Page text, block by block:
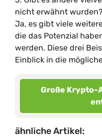
nicht erwähnt wurden?
Ja, es gibt viele
die das Potenzial
werden. Diese drei
Einblick in die
Große Krypto-
ähnliche Artikel: